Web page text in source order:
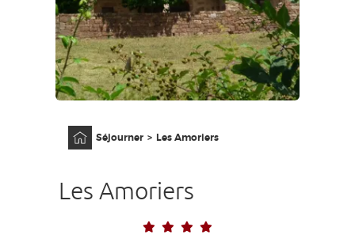
FR
Séjourner Les Amoriers
Les Amoriers